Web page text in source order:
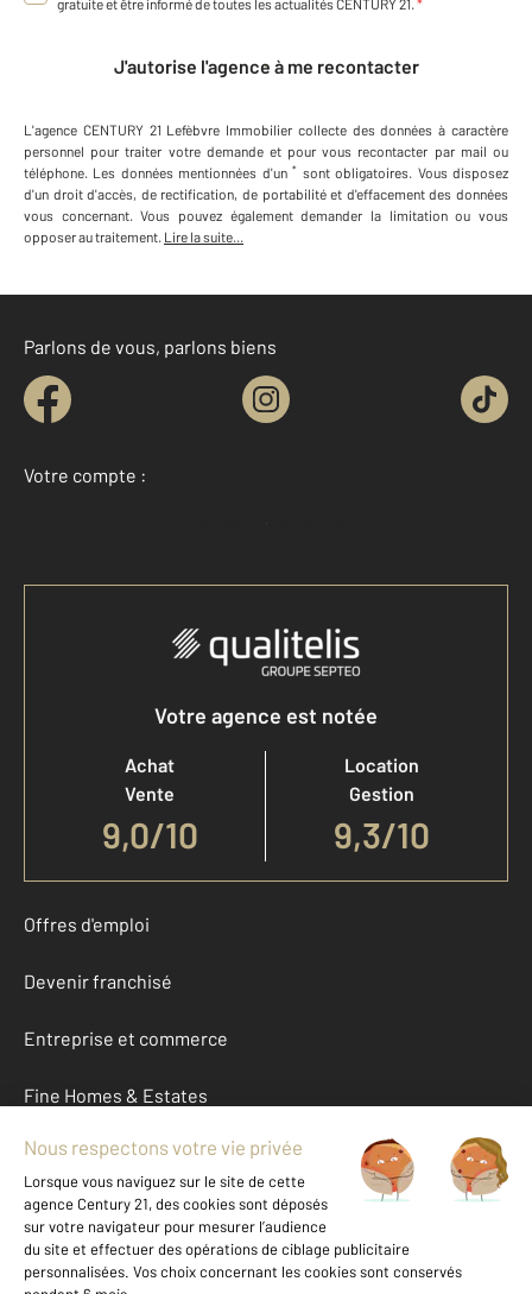
gratuite et être informé de toutes les actualités CENTURY 21. *
J'autorise l'agence à me recontacter
L'agence CENTURY 21 Lefèbvre Immobilier collecte des données à caractère
personnel pour traiter votre demande et pour vous recontacter par mail ou
téléphone. Les données mentionnées d'un * sont obligatoires. Vous disposez
d'un droit d'accès, de rectification, de portabilité et d'effacement des données
vous concernant. Vous pouvez également demander la limitation ou vous
opposer au traitement. Lire la suite...
Parlons de vous, parlons biens
Votre compte :
Accéder à mon compte
Votre agence est notée
Achat
Vente
9,0/10
Location
Gestion
9,3/10
Offres d'emploi
Devenir franchisé
Entreprise et commerce
Fine Homes & Estates
À propos
International
Nous contacter